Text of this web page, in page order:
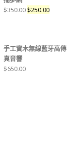
$350.00 $250.00
手工實木無線藍牙高傳
真音響
$650.00